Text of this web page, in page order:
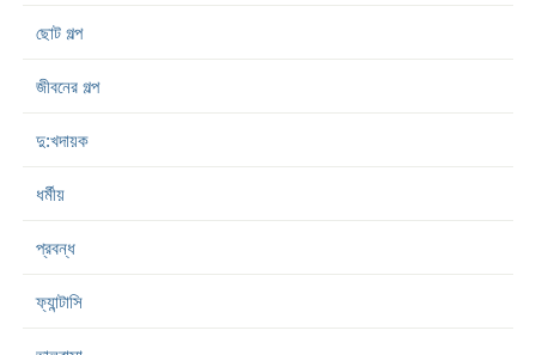
ছোট গল্প
জীবনের গল্প
দু:খদায়ক
ধর্মীয়
প্রবন্ধ
ফ্যান্টাসি